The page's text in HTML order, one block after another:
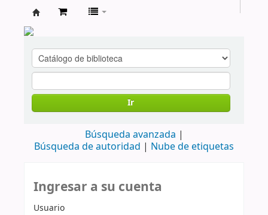
cendoc
Ir
Búsqueda avanzada
Búsqueda de autoridad
Nube de etiquetas
Ingresar a su cuenta
Usuario